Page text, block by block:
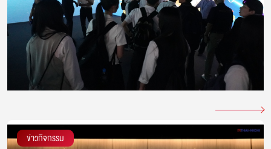
ข่าวกิจกรรม